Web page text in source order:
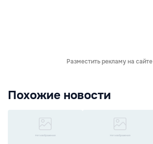
Разместить рекламу на сайте
Похожие новости